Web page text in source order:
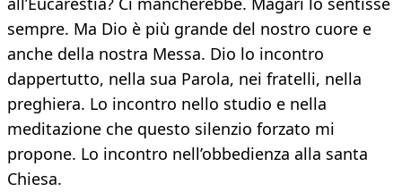
sempre. Ma Dio è più grande del nostro cuore e
anche della nostra Messa. Dio lo incontro
dappertutto, nella sua Parola, nei fratelli, nella
preghiera. Lo incontro nello studio e nella
meditazione che questo silenzio forzato mi
propone. Lo incontro nell’obbedienza alla santa
Chiesa.